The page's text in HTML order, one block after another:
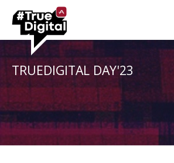
TRUEDIGITAL DAY'23